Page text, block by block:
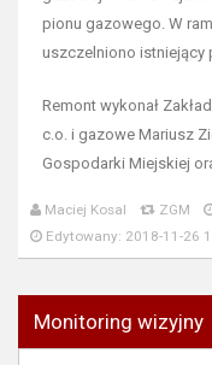
pionu gazowego. W
uszczelniono istniejący
Remont wykonał
c.o. i gazowe Mariusz
Gospodarki Miejskiej
Maciej Kosal ZGM
Edytowany: 2018-11-26
Monitoring wizyjny